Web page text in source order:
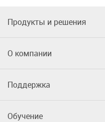
Продукты и решения
О компании
Поддержка
Обучение